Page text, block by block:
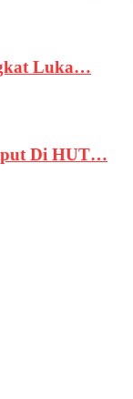
Luka…
Di HUT…